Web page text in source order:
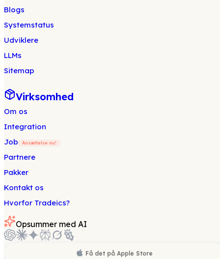
Blogs
Systemstatus
Udviklere
LLMs
Sitemap
Virksomhed
Om os
Integration
Job
Ansættelse nu!
Partnere
Pakker
Kontakt os
Hvorfor Tradeics?
Opsummer med AI
Få det på Apple Store